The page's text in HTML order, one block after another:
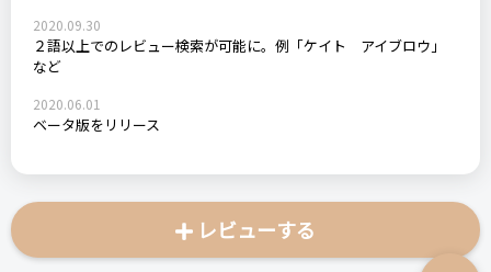
2020.09.30
２語以上でのレビュー検索が可能に。例「ケイト アイブロウ」
など
2020.06.01
ベータ版をリリース
レビューする